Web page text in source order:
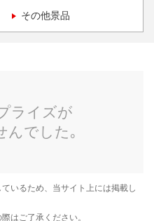
その他景品